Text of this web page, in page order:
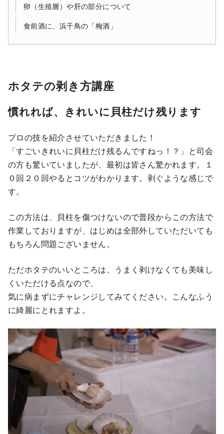
卵（生殖層）や肝の部分について
食前酒に、浜千鳥の「梅酒」
ホタテの剥き方講座
慣れれば、きれいに貝柱だけ残ります
プロの技を紹介させていただきました！
「すごいきれいに貝柱だけ残るんですねっ！？」と司会
の方も驚いていましたが、最初は皆さん驚かれます。１
０回２０回やるとコツがわかります。剥ぐような感じで
す。
この方法は、貝柱を傷つけないので普段からこの方法で
作業しておりますが、はじめは全部外していただいても
もちろん問題ございません。
ただホタテのいいところは、うまく剥けなくても美味し
くいただける点なので、
気に病まずにチャレンジしてみてください。こんなふう
に綺麗にとれますよ。